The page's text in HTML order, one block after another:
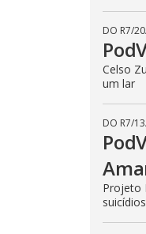
DO R7/
Celso
um lar
DO R7/
Projeto
suicídios